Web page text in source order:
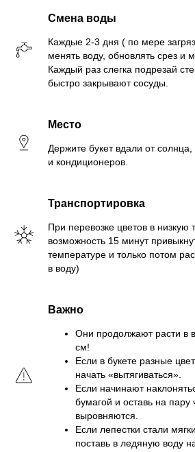
Смена воды
Каждые 2-3 дня ( по мере
менять воду, обновлять срез и
Каждый раз слегка подрезай
быстро закрывают сосуды.
Место
Держите букет вдали от солнца,
и кондиционеров.
Транспортировка
При перевозке цветов в низкую
возможность 15 минут
температуре и только потом
в воду)
Важно
Они продолжают расти в
см!
Если в букете разные
начать «вытягиваться».
Если начинают
бумагой и оставь на
выровняются.
Если лепестки стали
поставь в ледяную воду